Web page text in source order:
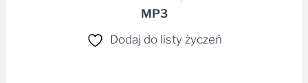
Dodaj do listy życzeń